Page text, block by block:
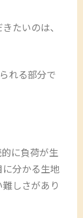
たいのは、
れる部分で
に負荷が生
分かる生地
しさがあり